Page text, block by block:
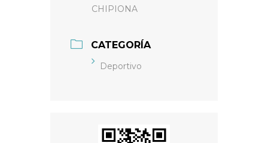
CHIPIONA
CATEGORÍA
Deportivo